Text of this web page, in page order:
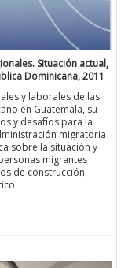
Situación actual,
Dominicana, 2011
y laborales de las
en Guatemala, su
y desafíos para la
migratoria
sobre la situación y
migrantes
de construcción,